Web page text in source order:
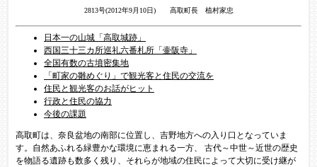
2813号(2012年9月10日) 高取町長 植村家忠
日本一の山城「高取城跡」
西国三十三カ所巡礼六番札所「壷阪寺」
全国有数の古墳密集地
「町家の雛めぐり」で観光客と住民の交流を
住民と観光客のお話がヒット
行政と住民の協力
今後の課題
高取町は、奈良盆地の南部に位置し、吉野地方への入り口となっていま
す。自然あふれる緑豊かな環境に恵まれる一方、 古代～中世～近世の歴史
を物語る遺跡も数多く残り、それらが地域の住民によって大切に受け継が